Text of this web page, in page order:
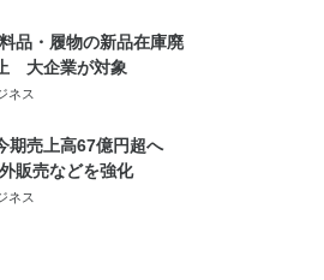
品・履物の新品在庫廃
大企業が対象
ネス
期売上高67億円超へ
販売などを強化
ネス